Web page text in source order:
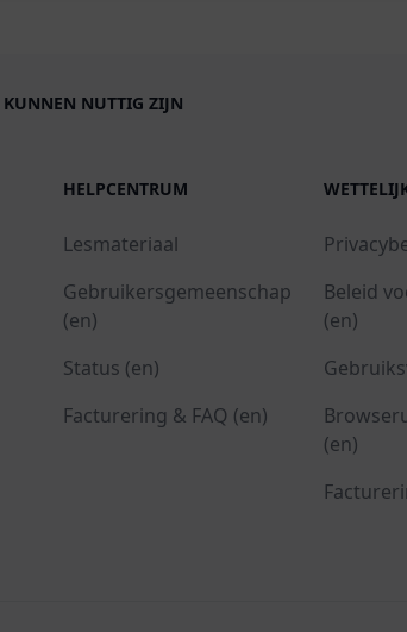
KUNNEN NUTTIG ZIJN
HELPCENTRUM
Lesmateriaal
Gebruikersgemeenschap
(en)
Status (en)
Facturering & FAQ (en)
Beleid
(en)
(en)